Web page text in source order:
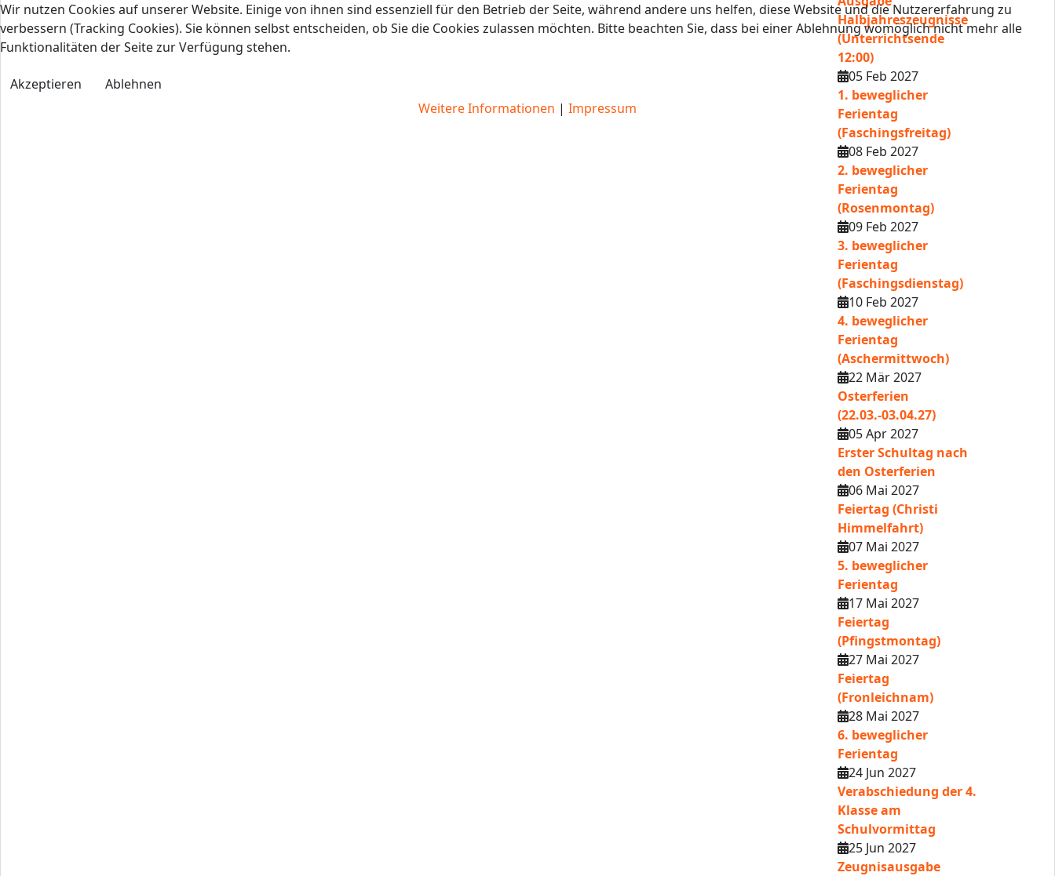
Halbjahreszeugnisse
(Unterrichtsende
12:00)
05 Feb 2027
1. beweglicher
Ferientag
(Faschingsfreitag)
08 Feb 2027
2. beweglicher
Ferientag
(Rosenmontag)
09 Feb 2027
3. beweglicher
Ferientag
(Faschingsdienstag)
10 Feb 2027
4. beweglicher
Ferientag
(Aschermittwoch)
22 Mär 2027
Osterferien
(22.03.-03.04.27)
05 Apr 2027
Erster Schultag nach
den Osterferien
06 Mai 2027
Feiertag (Christi
Himmelfahrt)
07 Mai 2027
5. beweglicher
Ferientag
17 Mai 2027
Feiertag
(Pfingstmontag)
27 Mai 2027
Feiertag
(Fronleichnam)
28 Mai 2027
6. beweglicher
Ferientag
24 Jun 2027
Verabschiedung der 4.
Klasse am
Schulvormittag
25 Jun 2027
Zeugnisausgabe
Wir nutzen Cookies auf unserer Website. Einige von ihnen sind essenziell für den Betrieb der Seite, während andere uns helfen, diese Website und die Nutzererfahrung zu
verbessern (Tracking Cookies). Sie können selbst entscheiden, ob Sie die Cookies zulassen möchten. Bitte beachten Sie, dass bei einer Ablehnung womöglich nicht mehr alle
Funktionalitäten der Seite zur Verfügung stehen.
Akzeptieren
Ablehnen
Weitere Informationen | Impressum